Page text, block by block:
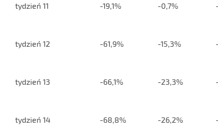
tydzień 11 -19,1% -0,7%
tydzień 12 -61,9% -15,3%
tydzień 13 -66,1% -23,3%
tydzień 14 -68,8% -26,2%